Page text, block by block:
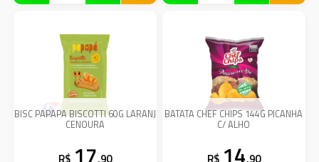
BISC PAPAPA BISCOTTI 60G LARANJ
CENOURA
R$ 17,90
BATATA CHEF CHIPS 144G PICANHA
C/ ALHO
R$ 14,90